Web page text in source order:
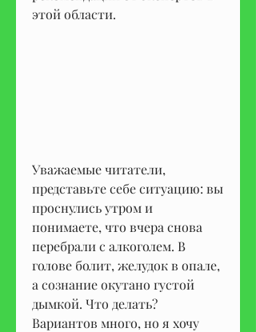
этой области.
Уважаемые читатели,
представьте себе ситуацию: вы
проснулись утром и
понимаете, что вчера снова
перебрали с алкоголем. В
голове болит, желудок в опале,
а сознание окутано густой
дымкой. Что делать?
Вариантов много, но я хочу